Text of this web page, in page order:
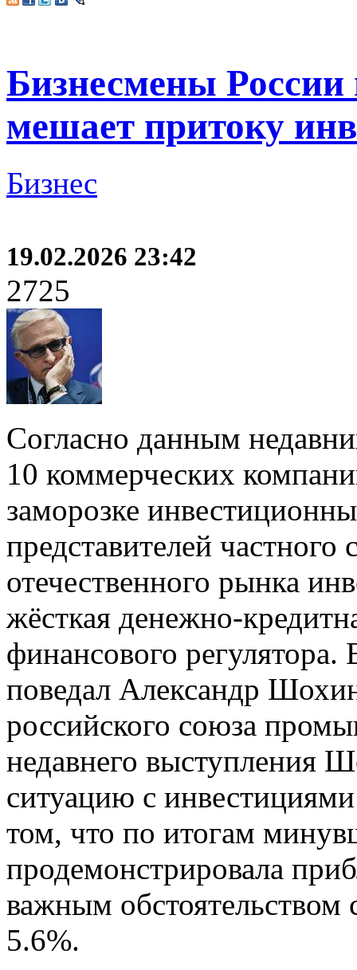
Бизнесмены России
мешает притоку
Бизнес
19.02.2026 23:42
2725
Согласно данным
10 коммерческих
заморозке
представителей
отечественного рынка
жёсткая денежно-
финансового
поведал Александр
российского союза
недавнего выступления
ситуацию с
том, что по итогам
продемонстрировала
важным обстоятельством
5.6%.